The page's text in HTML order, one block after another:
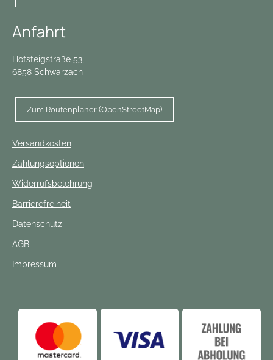
Anfahrt
Hofsteigstraße 53,
6858 Schwarzach
Zum Routenplaner (OpenStreetMap)
Versandkosten
Zahlungsoptionen
Widerrufsbelehrung
Barrierefreiheit
Datenschutz
AGB
Impressum